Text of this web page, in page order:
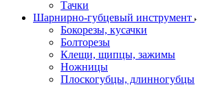
Тачки
Шарнирно-губцевый инструмент
Бокорезы, кусачки
Болторезы
Клещи, щипцы, зажимы
Ножницы
Плоскогубцы, длинногубцы